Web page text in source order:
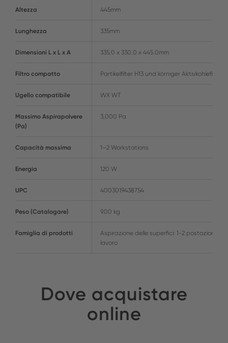
Altezza 445mm
Lunghezza 335mm
Dimensioni L x L x A 335.0 x 330.0 x 445.0mm
Filtro compatto Partikelfilter H13 und körniger Aktivkohlefilter
Ugello compatibile WX WT
Massimo Aspirapolvere
(Pa)
3,000 Pa
Capacità massima 1–2 Workstations
Energia 120 W
UPC 4003019438754
Peso (Catalogare) 9.00 kg
Famiglia di prodotti
Aspirazione delle superfici: 1-2 postazioni di
lavoro
Dove acquistare
online